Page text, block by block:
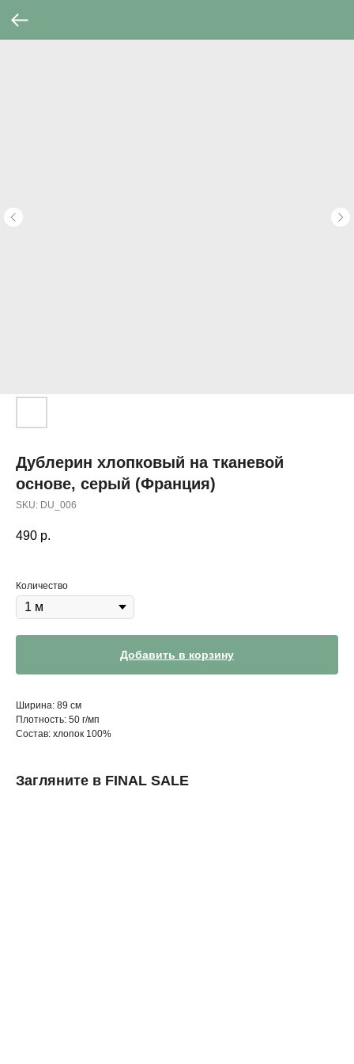
Дублерин хлопковый на тканевой
основе, серый (Франция)
SKU: DU_006
490 р.
Количество
Добавить в корзину
Ширина: 89 см
Плотность: 50 г/мп
Состав: хлопок 100%
Загляните в FINAL SALE